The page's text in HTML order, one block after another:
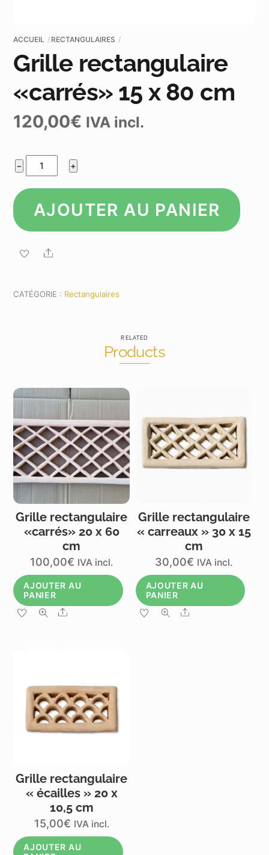
ACCUEIL RECTANGULAIRES
Grille rectangulaire
«carrés» 15 x 80 cm
120,00€ IVA incl.
−
quantité
de
Grille
rectangulaire
«carrés»
15
80
+
AJOUTER AU PANIER
Share
CATÉGORIE : Rectangulaires
RELATED
Products
Grille rectangulaire
«carrés» 20 x 60
cm
100,00€ IVA incl.
AJOUTER AU
PANIER
Share
Grille rectangulaire
« carreaux » 30 x 15
cm
30,00€ IVA incl.
AJOUTER AU
PANIER
Share
Grille rectangulaire
« écailles » 20 x
10,5 cm
15,00€ IVA incl.
AJOUTER AU